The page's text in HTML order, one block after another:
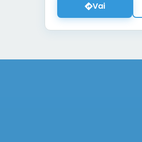
Vai